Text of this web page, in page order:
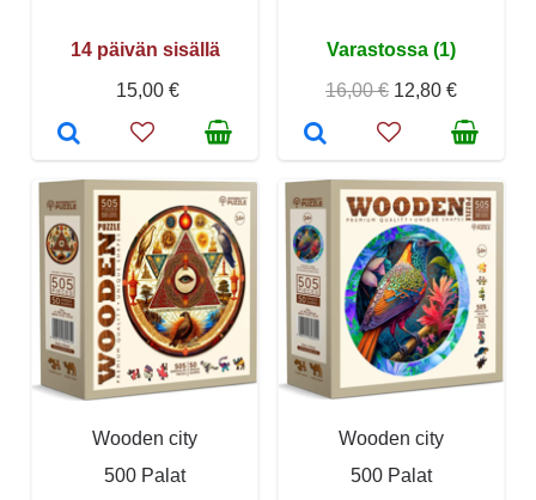
14 päivän sisällä
15,00 €
Varastossa (1)
16,00 € 12,80 €
Wooden city
500 Palat
Wooden city
500 Palat